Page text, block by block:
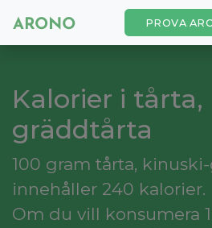
PROVA
Kalorier i
gräddtårta
100 gram tårta,
innehåller 240 kalorier.
Om du vill konsumera